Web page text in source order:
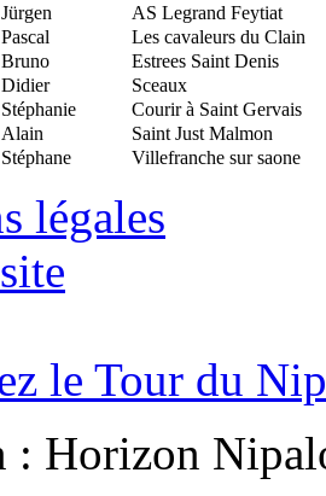
Jürgen
AS Legrand Feytiat
Pascal
Les cavaleurs du Clain
Bruno
Estrees Saint Denis
Didier
Sceaux
Stéphanie
Courir à Saint Gervais
Alain
Saint Just Malmon
Stéphane Villefranche sur saone
légales
le Tour du
: Horizon